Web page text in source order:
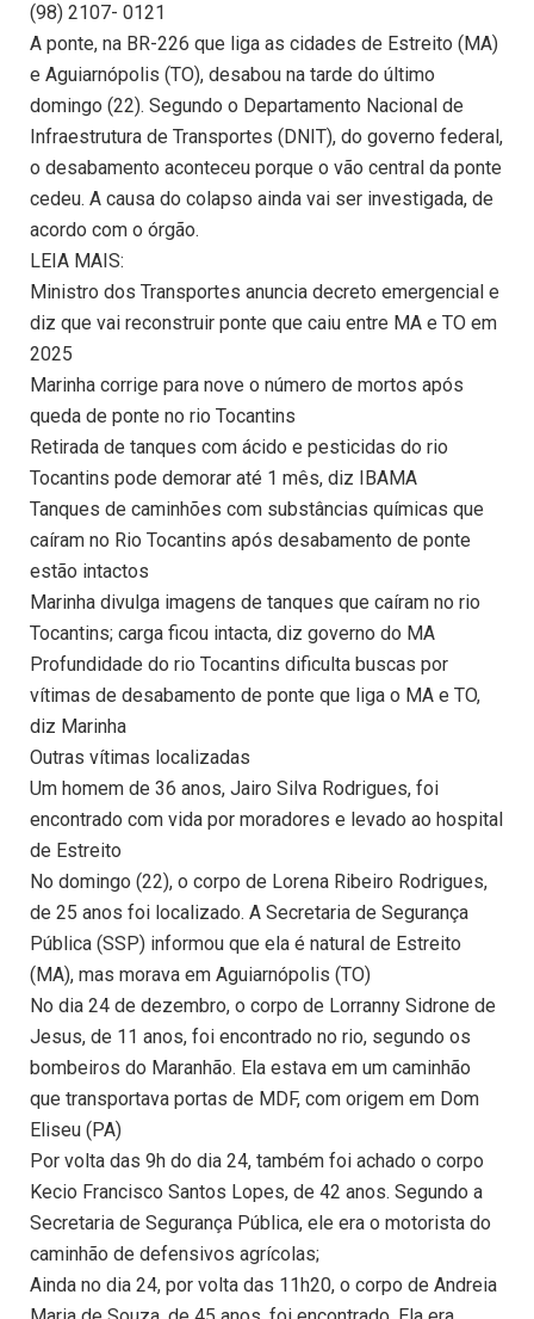
(98) 2107- 0121
A ponte, na BR-226 que liga as cidades de Estreito (MA)
e Aguiarnópolis (TO), desabou na tarde do último
domingo (22). Segundo o Departamento Nacional de
Infraestrutura de Transportes (DNIT), do governo federal,
o desabamento aconteceu porque o vão central da ponte
cedeu. A causa do colapso ainda vai ser investigada, de
acordo com o órgão.
LEIA MAIS:
Ministro dos Transportes anuncia decreto emergencial e
diz que vai reconstruir ponte que caiu entre MA e TO em
2025
Marinha corrige para nove o número de mortos após
queda de ponte no rio Tocantins
Retirada de tanques com ácido e pesticidas do rio
Tocantins pode demorar até 1 mês, diz IBAMA
Tanques de caminhões com substâncias químicas que
caíram no Rio Tocantins após desabamento de ponte
estão intactos
Marinha divulga imagens de tanques que caíram no rio
Tocantins; carga ficou intacta, diz governo do MA
Profundidade do rio Tocantins dificulta buscas por
vítimas de desabamento de ponte que liga o MA e TO,
diz Marinha
Outras vítimas localizadas
Um homem de 36 anos, Jairo Silva Rodrigues, foi
encontrado com vida por moradores e levado ao hospital
de Estreito
No domingo (22), o corpo de Lorena Ribeiro Rodrigues,
de 25 anos foi localizado. A Secretaria de Segurança
Pública (SSP) informou que ela é natural de Estreito
(MA), mas morava em Aguiarnópolis (TO)
No dia 24 de dezembro, o corpo de Lorranny Sidrone de
Jesus, de 11 anos, foi encontrado no rio, segundo os
bombeiros do Maranhão. Ela estava em um caminhão
que transportava portas de MDF, com origem em Dom
Eliseu (PA)
Por volta das 9h do dia 24, também foi achado o corpo
Kecio Francisco Santos Lopes, de 42 anos. Segundo a
Secretaria de Segurança Pública, ele era o motorista do
caminhão de defensivos agrícolas;
Ainda no dia 24, por volta das 11h20, o corpo de Andreia